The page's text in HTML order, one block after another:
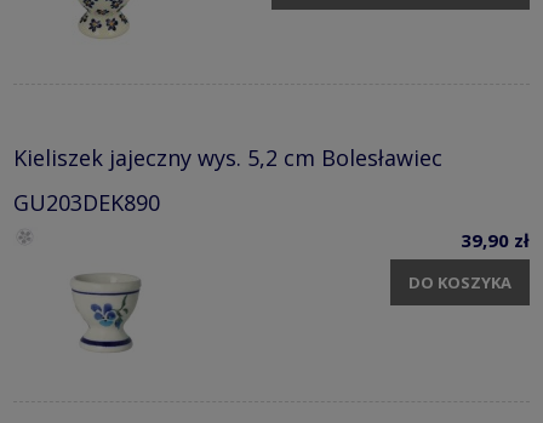
Kieliszek jajeczny wys. 5,2 cm Bolesławiec
GU203DEK890
39,90 zł
DO KOSZYKA